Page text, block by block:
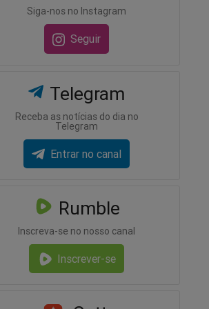
Siga-nos no Instagram
Seguir
Telegram
Receba as notícias do dia no
Telegram
Entrar no canal
Rumble
Inscreva-se no nosso canal
Inscrever-se